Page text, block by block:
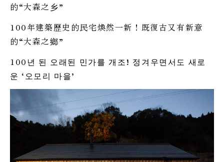
的“大森之乡”
100年建築歷史的民宅煥然一新！既復古又有新意
的“大森之鄉”
100년 된 오래된 민가를 개조! 정겨우면서도 새로
운 ‘오모리 마을’